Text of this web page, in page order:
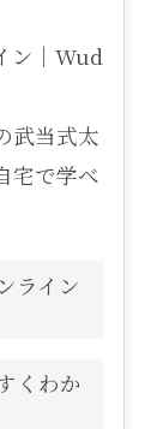
ン｜Wud
武当式太
宅で学べ
ライン
くわか